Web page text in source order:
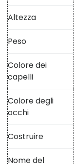
Altezza
Peso
Colore dei
capelli
Colore degli
occhi
Costruire
Nome del